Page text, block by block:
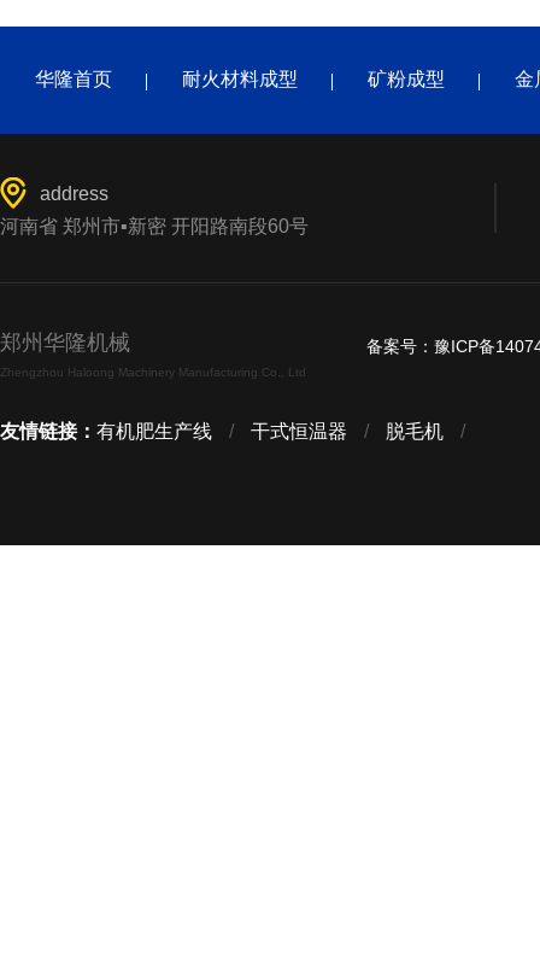
华隆首页 耐火材料成型 矿粉成型 金
address
河南省 郑州市▪新密 开阳路南段60号
郑州华隆机械
Zhengzhou Haloong Machinery Manufacturing Co., Ltd
备案号： 豫ICP备
友情链接： 有机肥生产线 / 干式恒温器 / 脱毛机 /